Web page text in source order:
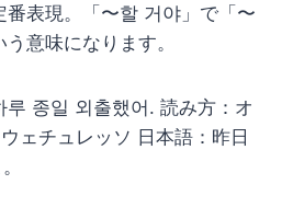
表現。「〜할 거야」で「〜
意味になります。
루 종일 외출했어. 読み方：オ
ェチュレッソ 日本語：昨日